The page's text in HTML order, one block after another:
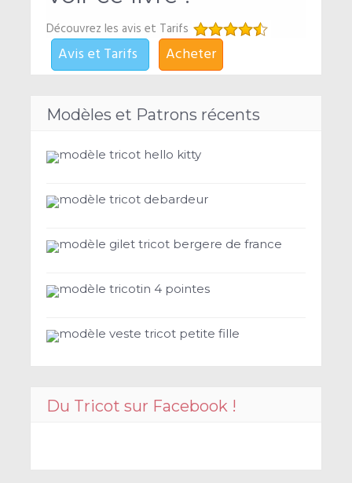
Découvrez les avis et Tarifs
Acheter
Avis et Tarifs
Modèles et Patrons récents
modèle tricot hello kitty
modèle tricot debardeur
modèle gilet tricot bergere de france
modèle tricotin 4 pointes
modèle veste tricot petite fille
Du Tricot sur Facebook !